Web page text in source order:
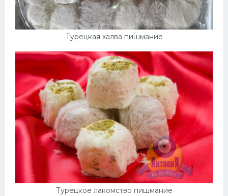
Турецкая халва пишмание
Турецкое лакомство пишмание